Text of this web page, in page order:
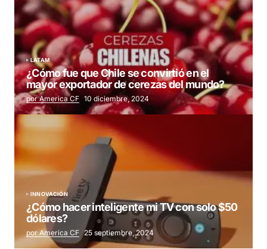
LATAM
¿Cómo fue que Chile se convirtió en el
mayor exportador de cerezas del mundo?
por America CF 10 diciembre, 2024
INNOVACIÓN
¿Cómo hacer inteligente mi TV con solo $50
dólares?
por America CF 25 septiembre, 2024